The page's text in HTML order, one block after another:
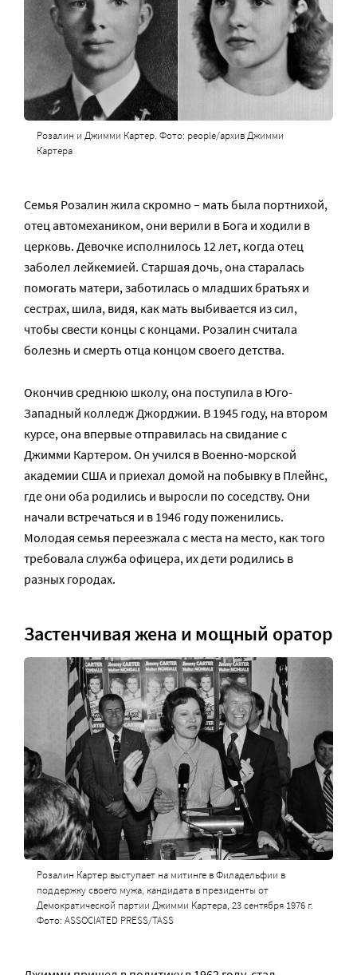
Розалин и Джимми Картер. Фото: people/архив Джимми
Картера
Семья Розалин жила скромно – мать была портнихой,
отец автомехаником, они верили в Бога и ходили в
церковь. Девочке исполнилось 12 лет, когда отец
заболел лейкемией. Старшая дочь, она старалась
помогать матери, заботилась о младших братьях и
сестрах, шила, видя, как мать выбивается из сил,
чтобы свести концы с концами. Розалин считала
болезнь и смерть отца концом своего детства.
Окончив среднюю школу, она поступила в Юго-
Западный колледж Джорджии. В 1945 году, на втором
курсе, она впервые отправилась на свидание с
Джимми Картером. Он учился в Военно-морской
академии США и приехал домой на побывку в Плейнс,
где они оба родились и выросли по соседству. Они
начали встречаться и в 1946 году поженились.
Молодая семья переезжала с места на место, как того
требовала служба офицера, их дети родились в
разных городах.
Застенчивая жена и мощный оратор
Розалин Картер выступает на митинге в Филадельфии в
поддержку своего мужа, кандидата в президенты от
Демократической партии Джимми Картера, 23 сентября 1976 г.
Фото: ASSOCIATED PRESS/TASS